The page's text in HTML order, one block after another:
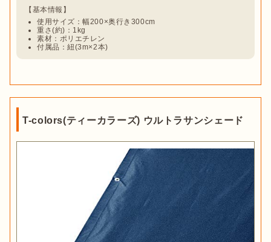
使用サイズ：幅200×奥行き300cm
重さ(約)：1kg
素材：ポリエチレン
付属品：紐(3m×2本)
T-colors(ティーカラーズ) ウルトラサンシェード